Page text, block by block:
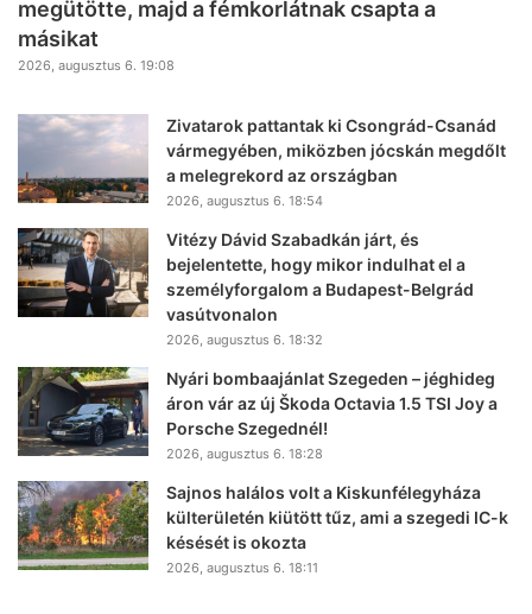
megütötte, majd a fémkorlátnak csapta a
másikat
2026, augusztus 6. 19:08
Zivatarok pattantak ki Csongrád-Csanád
vármegyében, miközben jócskán megdőlt
a melegrekord az országban
2026, augusztus 6. 18:54
Vitézy Dávid Szabadkán járt, és
bejelentette, hogy mikor indulhat el a
személyforgalom a Budapest-Belgrád
vasútvonalon
2026, augusztus 6. 18:32
Nyári bombaajánlat Szegeden – jéghideg
áron vár az új Škoda Octavia 1.5 TSI Joy a
Porsche Szegednél!
2026, augusztus 6. 18:28
Sajnos halálos volt a Kiskunfélegyháza
külterületén kiütött tűz, ami a szegedi IC-k
késését is okozta
2026, augusztus 6. 18:11